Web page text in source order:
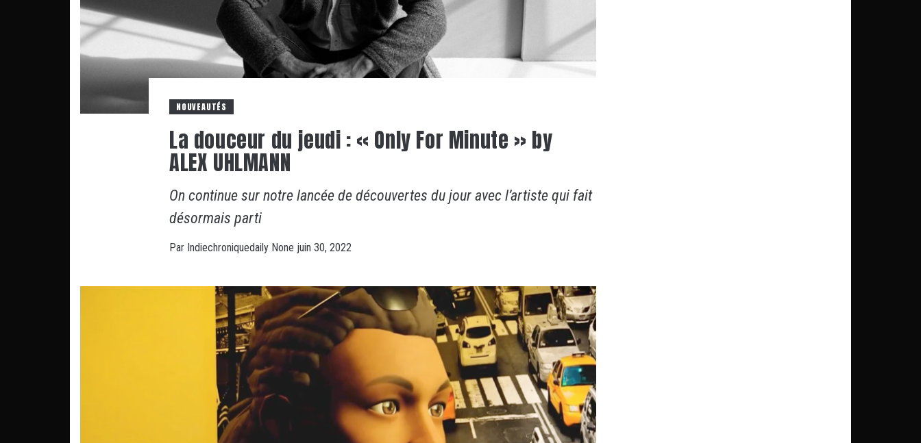
NOUVEAUTÉS
La douceur du jeudi : « Only For Minute » by
ALEX UHLMANN
On continue sur notre lancée de découvertes du jour avec l’artiste qui fait
désormais parti
Par Indiechroniquedaily None juin 30, 2022